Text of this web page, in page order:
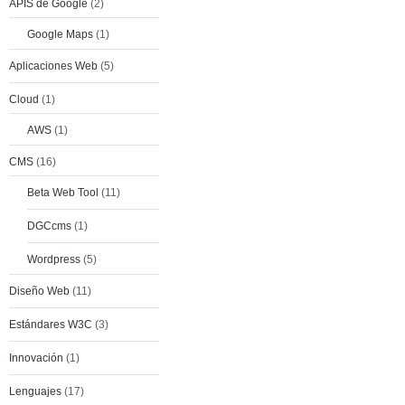
APIS de Google (2)
Google Maps (1)
Aplicaciones Web (5)
Cloud (1)
AWS (1)
CMS (16)
Beta Web Tool (11)
DGCcms (1)
Wordpress (5)
Diseño Web (11)
Estándares W3C (3)
Innovación (1)
Lenguajes (17)